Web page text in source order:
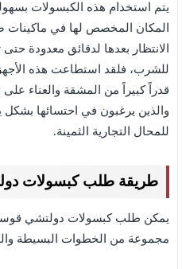
يتم استخدام هذه الكبسولات
المكان المخصص لها في ماكينات
الانتظار بعدها لدقائق معدودة
للشرب، فلقد استطاعت هذه
قدراً كبيراً من المشقة والعناء على
والذين يرغبون في احتسائها
للمحال التجارية الثمينة.
طريقة طلب كبسولات
يمكن طلب كبسولات دولتشي
مجموعة من الخطوات البسيطة